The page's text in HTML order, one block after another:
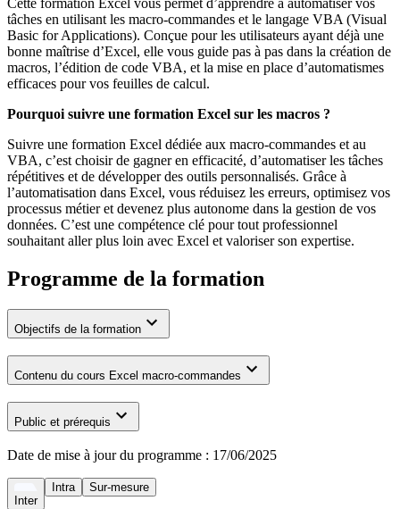
Cette formation Excel vous permet d’apprendre à automatiser vos
tâches en utilisant les macro-commandes et le langage VBA (Visual
Basic for Applications). Conçue pour les utilisateurs ayant déjà une
bonne maîtrise d’Excel, elle vous guide pas à pas dans la création de
macros, l’édition de code VBA, et la mise en place d’automatismes
efficaces pour vos feuilles de calcul.
Pourquoi suivre une formation Excel sur les macros ?
Suivre une formation Excel dédiée aux macro-commandes et au
VBA, c’est choisir de gagner en efficacité, d’automatiser les tâches
répétitives et de développer des outils personnalisés. Grâce à
l’automatisation dans Excel, vous réduisez les erreurs, optimisez vos
processus métier et devenez plus autonome dans la gestion de vos
données. C’est une compétence clé pour tout professionnel
souhaitant aller plus loin avec Excel et valoriser son expertise.
Programme de la formation
Objectifs de la formation
Contenu du cours Excel macro-commandes
Public et prérequis
Date de mise à jour du programme : 17/06/2025
Inter
Intra Sur-mesure